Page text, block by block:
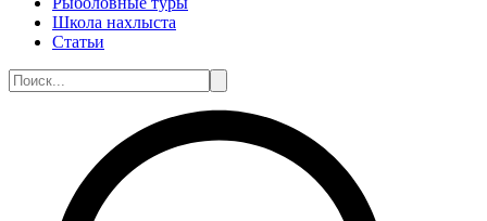
Школа нахлыста
Статьи